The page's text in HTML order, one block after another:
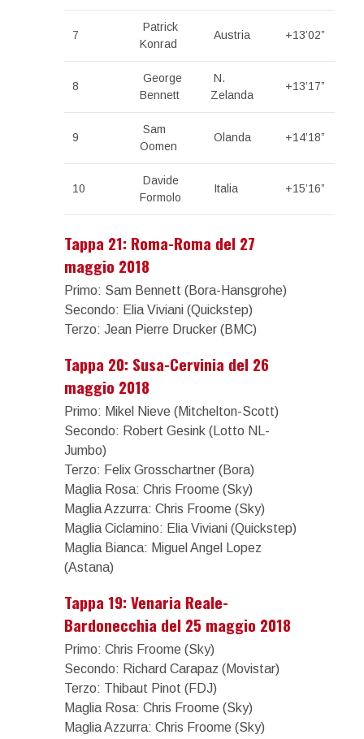
7
Patrick
Konrad
Austria +13’02”
8
George
Bennett
N.
Zelanda
+13’17”
9
Sam
Oomen
Olanda +14’18”
10
Davide
Formolo
Italia +15’16”
Tappa 21: Roma-Roma del 27
maggio 2018
Primo: Sam Bennett (Bora-Hansgrohe)
Secondo: Elia Viviani (Quickstep)
Terzo: Jean Pierre Drucker (BMC)
Tappa 20: Susa-Cervinia del 26
maggio 2018
Primo: Mikel Nieve (Mitchelton-Scott)
Secondo: Robert Gesink (Lotto NL-
Jumbo)
Terzo: Felix Grosschartner (Bora)
Maglia Rosa: Chris Froome (Sky)
Maglia Azzurra: Chris Froome (Sky)
Maglia Ciclamino: Elia Viviani (Quickstep)
Maglia Bianca: Miguel Angel Lopez
(Astana)
Tappa 19: Venaria Reale-
Bardonecchia del 25 maggio 2018
Primo: Chris Froome (Sky)
Secondo: Richard Carapaz (Movistar)
Terzo: Thibaut Pinot (FDJ)
Maglia Rosa: Chris Froome (Sky)
Maglia Azzurra: Chris Froome (Sky)